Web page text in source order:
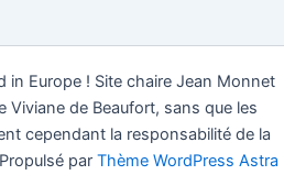
Europe ! Site chaire Jean Monnet
Viviane de Beaufort, sans que les
cependant la responsabilité de la
par Thème WordPress Astra